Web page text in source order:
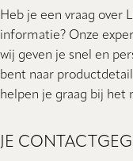
Heb je een vraag over
informatie? Onze
wij geven je snel en
bent naar
helpen je graag bij het
JE